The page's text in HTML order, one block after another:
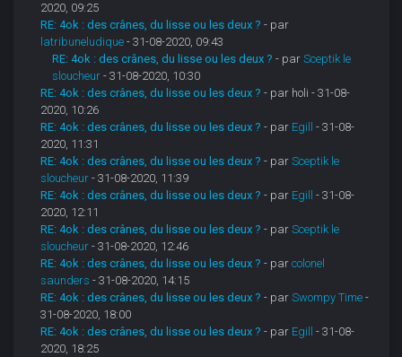
2020, 09:25
RE: 4ok : des crânes, du lisse ou les deux ? - par
latribuneludique - 31-08-2020, 09:43
RE: 4ok : des crânes, du lisse ou les deux ? - parSceptik le
sloucheur - 31-08-2020, 10:30
RE: 4ok : des crânes, du lisse ou les deux ? - par holi - 31-08-
2020, 10:26
RE: 4ok : des crânes, du lisse ou les deux ? - par Egill
- 31-08-
2020, 11:31
RE: 4ok : des crânes, du lisse ou les deux ? - parSceptik le
sloucheur - 31-08-2020, 11:39
RE: 4ok : des crânes, du lisse ou les deux ? - par Egill
- 31-08-
2020, 12:11
RE: 4ok : des crânes, du lisse ou les deux ? - parSceptik le
sloucheur - 31-08-2020, 12:46
RE: 4ok : des crânes, du lisse ou les deux ? - parcolonel
saunders - 31-08-2020, 14:15
RE: 4ok : des crânes, du lisse ou les deux ? - parSwompy Time -
31-08-2020, 18:00
RE: 4ok : des crânes, du lisse ou les deux ? - par Egill
- 31-08-
2020, 18:25